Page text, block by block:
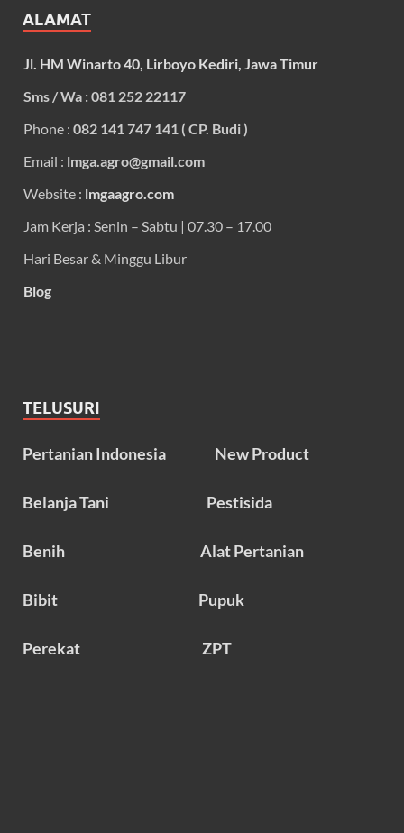
ALAMAT
Jl. HM Winarto 40, Lirboyo Kediri, Jawa Timur
Sms / Wa : 081 252 22117
Phone : 082 141 747 141 ( CP. Budi )
Email : lmga.agro@gmail.com
Website : lmgaagro.com
Jam Kerja : Senin – Sabtu | 07.30 – 17.00
Hari Besar & Minggu Libur
Blog
TELUSURI
Pertanian Indonesia New Product
Belanja Tani Pestisida
Benih Alat Pertanian
Bibit Pupuk
Perekat ZPT